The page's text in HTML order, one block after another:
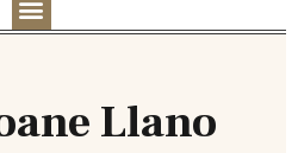
Llano